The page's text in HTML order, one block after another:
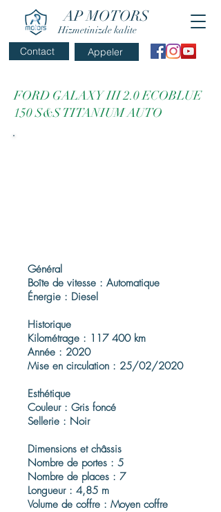
AP MOTORS
Hizmetinizde kalite
Appeler
Contact
FORD GALAXY III 2.0 ECOBLUE
150 S&S TITANIUM AUTO
Général
Boîte de vitesse : Automatique
Énergie : Diesel
Historique
Kilométrage : 117 400 km
Année : 2020
Mise en circulation : 25/02/2020
Esthétique
Couleur : Gris foncé
Sellerie : Noir
Dimensions et châssis
Nombre de portes : 5
Nombre de places : 7
Longueur : 4,85 m
Volume de coffre : Moyen coffre